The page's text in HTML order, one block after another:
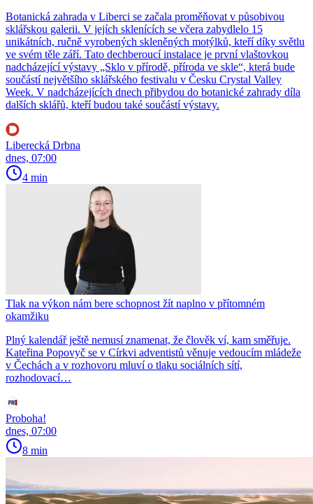
Botanická zahrada v Liberci se začala proměňovat v působivou
sklářskou galerii. V jejích sklenících se včera zabydlelo 15
unikátních, ručně vyrobených skleněných motýlků, kteří díky světlu
ve svém těle září. Tato dechberoucí instalace je první vlaštovkou
nadcházející výstavy „Sklo v přírodě, příroda ve skle“, která bude
součástí největšího sklářského festivalu v Česku Crystal Valley
Week. V nadcházejících dnech přibydou do botanické zahrady díla
dalších sklářů, kteří budou také součástí výstavy.
Liberecká Drbna
dnes, 07:00
4 min
Tlak na výkon nám bere schopnost žít naplno v přítomném
okamžiku
Plný kalendář ještě nemusí znamenat, že člověk ví, kam směřuje.
Kateřina Popovyč se v Církvi adventistů věnuje vedoucím mládeže
v Čechách a v rozhovoru mluví o tlaku sociálních sítí,
rozhodovací…
Proboha!
dnes, 07:00
8 min